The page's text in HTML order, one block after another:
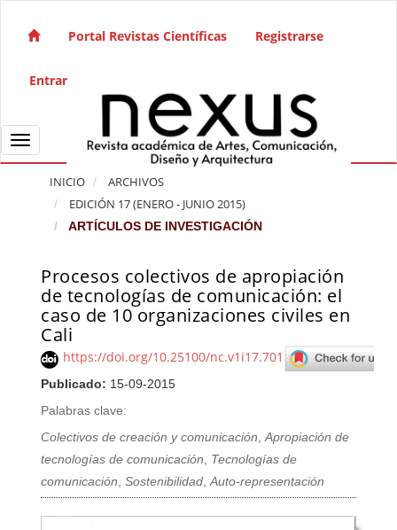
Navegación principal
Barra lateral
Portal Revistas Científicas Registrarse
Entrar
Toggle navigation
INICIO
ARCHIVOS
EDICIÓN 17 (ENERO - JUNIO 2015)
ARTÍCULOS DE INVESTIGACIÓN
Procesos colectivos de apropiación
de tecnologías de comunicación: el
caso de 10 organizaciones civiles en
Cali
https://doi.org/10.25100/nc.v1i17.701
Publicado: 15-09-2015
Palabras clave:
Colectivos de creación y comunicación,Apropiación de
tecnologías de comunicación, Tecnologías de
comunicación,Sostenibilidad,Auto-representación
Barra lateral del artículo